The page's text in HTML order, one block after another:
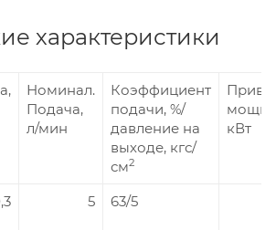
характеристики
Номинал.
Подача,
л/мин
Коэффициент
подачи, %/
давление на
выходе, кгс/
см2
кВт
5 63/5